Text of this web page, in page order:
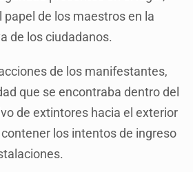
papel de los maestros en la
de los ciudadanos.
de los manifestantes,
que se encontraba dentro del
de extintores hacia el exterior
los intentos de ingreso